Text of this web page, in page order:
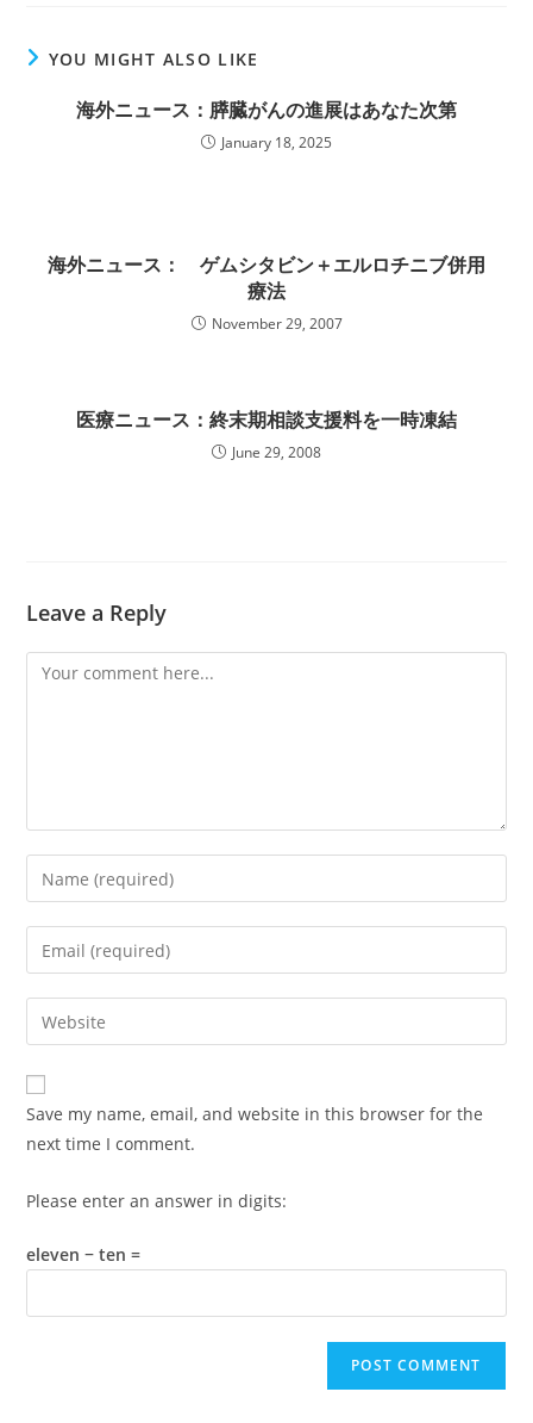
YOU MIGHT ALSO LIKE
海外ニュース：膵臓がんの進展はあなた次第
January 18, 2025
海外ニュース： ゲムシタビン＋エルロチニブ併用
療法
November 29, 2007
医療ニュース：終末期相談支援料を一時凍結
June 29, 2008
Leave a Reply
Comment
Enter
your
name
comment
Enter
your
email
address
comment
Enter
your
website
URL
(optional)
Save my name, email, and website in this browser for the
next time I comment.
Please enter an answer in digits:
eleven − ten =